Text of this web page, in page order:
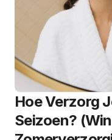
Hoe Verzorg
Seizoen?